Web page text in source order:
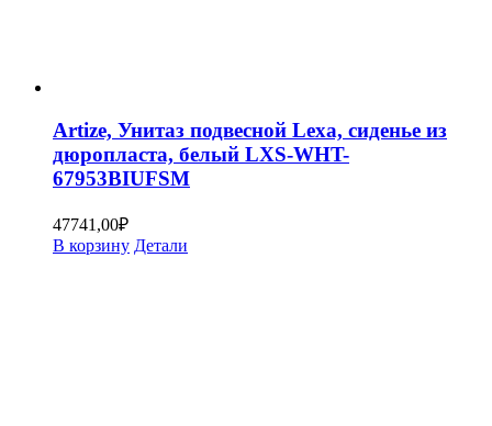
Artize, Унитаз подвесной Lexa, сиденье из
дюропласта, белый LXS-WHT-
67953BIUFSM
47741,00₽
В корзину Детали